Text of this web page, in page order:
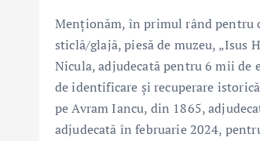
Menționăm, în primul rând pentru
sticlă/glajă, piesă de muzeu, „Isus
Nicula, adjudecată pentru 6 mii de
de identificare și recuperare
pe Avram Iancu, din 1865,
adjudecată în februarie 2024,